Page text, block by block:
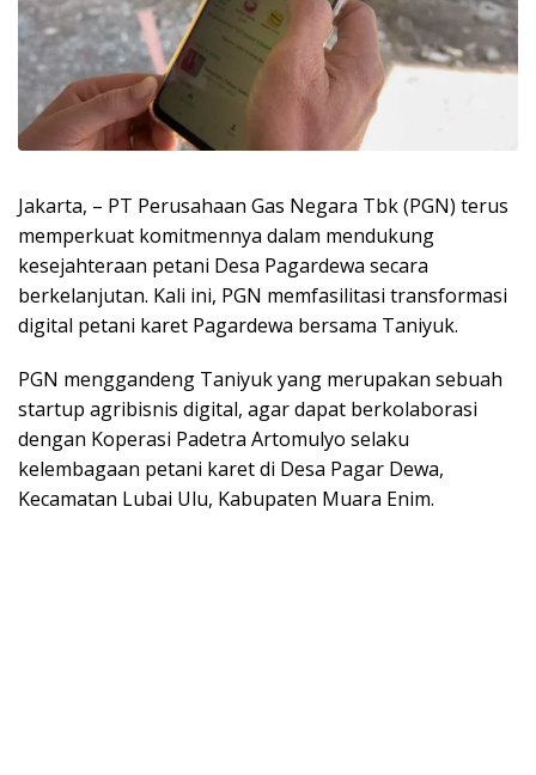
Jakarta, – PT Perusahaan Gas Negara Tbk (PGN) terus
memperkuat komitmennya dalam mendukung
kesejahteraan petani Desa Pagardewa secara
berkelanjutan. Kali ini, PGN memfasilitasi transformasi
digital petani karet Pagardewa bersama Taniyuk.
PGN menggandeng Taniyuk yang merupakan sebuah
startup agribisnis digital, agar dapat berkolaborasi
dengan Koperasi Padetra Artomulyo selaku
kelembagaan petani karet di Desa Pagar Dewa,
Kecamatan Lubai Ulu, Kabupaten Muara Enim.